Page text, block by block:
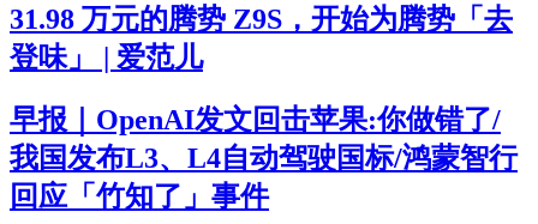
31.98 万元的腾势 Z9S，开始为腾势「去
登味」 | 爱范儿
早报｜OpenAI发文回击苹果:你做错了/
我国发布L3、L4自动驾驶国标/鸿蒙智行
回应「竹知了」事件